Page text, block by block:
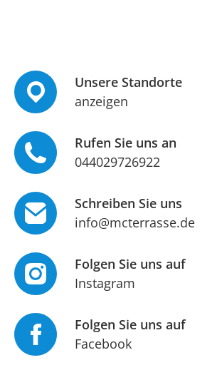
Unsere Standorte
anzeigen
Rufen Sie uns an
044029726922
Schreiben Sie uns
info@mcterrasse.de
Folgen Sie uns auf
Instagram
Folgen Sie uns auf
Facebook